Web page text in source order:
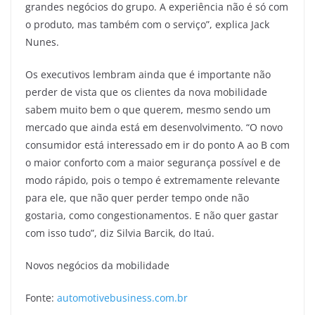
grandes negócios do grupo. A experiência não é só com
o produto, mas também com o serviço”, explica Jack
Nunes.
Os executivos lembram ainda que é importante não
perder de vista que os clientes da nova mobilidade
sabem muito bem o que querem, mesmo sendo um
mercado que ainda está em desenvolvimento. “O novo
consumidor está interessado em ir do ponto A ao B com
o maior conforto com a maior segurança possível e de
modo rápido, pois o tempo é extremamente relevante
para ele, que não quer perder tempo onde não
gostaria, como congestionamentos. E não quer gastar
com isso tudo”, diz Silvia Barcik, do Itaú.
Novos negócios da mobilidade
Fonte: automotivebusiness.com.br